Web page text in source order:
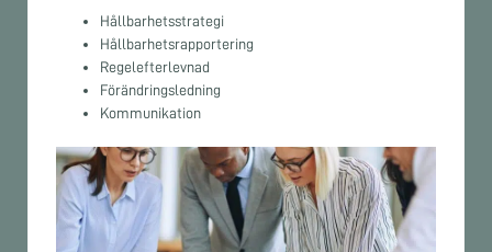
Hållbarhetsstrategi
Hållbarhetsrapportering
Regelefterlevnad
Förändringsledning
Kommunikation